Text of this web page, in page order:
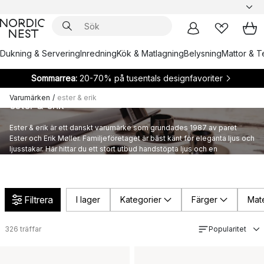
Dukning & ServeringInredningKök & MatlagningBelysningMattor &
Sommarrea:20-70% på tusentals designfavoriter
Varumärken / ester & erik
ester & erik
Ester & erik är ett danskt varumärke som grundades 1987 av paret
Ester och Erik Møller. Familjeföretaget är bäst känt för eleganta ljus och
ljusstakar. Här hittar du ett stort utbud handstöpta ljus och en
Filtrera I lager Kategorier Färger
326 träffar Popularitet